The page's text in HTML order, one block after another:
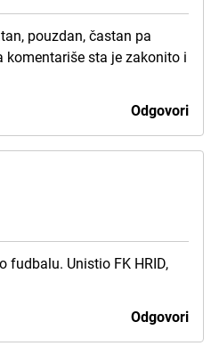
pouzdan, častan pa
komentariše sta je zakonito i
Odgovori
fudbalu. Unistio FK HRID,
Odgovori